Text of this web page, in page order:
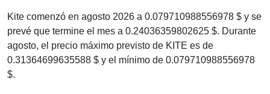
Kite comenzó en agosto 2026 a 0.079710988556978 $ y se
prevé que termine el mes a 0.24036359802625 $. Durante
agosto, el precio máximo previsto de KITE es de
0.31364699635588 $ y el mínimo de 0.079710988556978
$.